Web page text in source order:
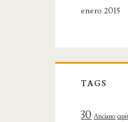
enero 2015
TAGS
30 Anciano